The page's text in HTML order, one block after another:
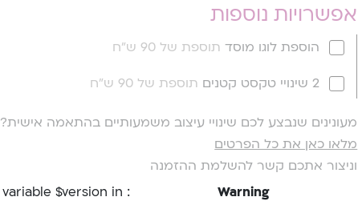
אפשרויות נוספות
הוספת לוגו מוסד תוספת של 90 ש"ח
2 שינויי טקסט קטנים תוספת של 90 ש"ח
מעונינים שנבצע לכם שינויי עיצוב משמעותיים בהתאמה אישית?
מלאו כאן את כל הפרטים
וניצור אתכם קשר להשלמת ההזמנה
Warning
: Undefined variable $version in